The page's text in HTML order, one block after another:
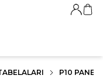
Giriş
P10 PANEL